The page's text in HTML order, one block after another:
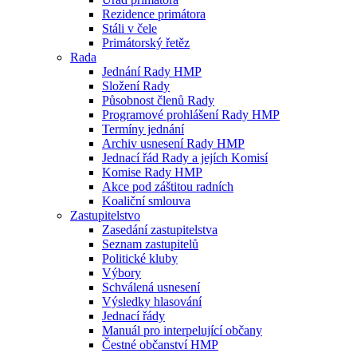
Rezidence primátora
Stáli v čele
Primátorský řetěz
Rada
Jednání Rady HMP
Složení Rady
Působnost členů Rady
Programové prohlášení Rady HMP
Termíny jednání
Archiv usnesení Rady HMP
Jednací řád Rady a jejích Komisí
Komise Rady HMP
Akce pod záštitou radních
Koaliční smlouva
Zastupitelstvo
Zasedání zastupitelstva
Seznam zastupitelů
Politické kluby
Výbory
Schválená usnesení
Výsledky hlasování
Jednací řády
Manuál pro interpelující občany
Čestné občanství HMP